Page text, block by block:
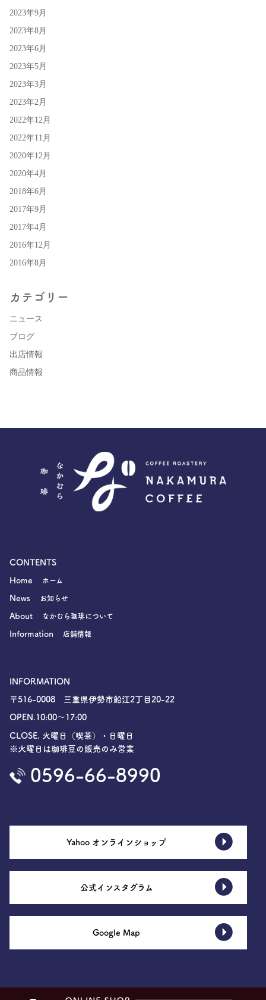
2023年9月
2023年8月
2023年6月
2023年5月
2023年3月
2023年2月
2022年12月
2022年11月
2020年12月
2020年4月
2018年6月
2017年9月
2017年4月
2016年12月
2016年8月
カテゴリー
ニュース
ブログ
出店情報
商品情報
CONTENTS
Home ホーム
News お知らせ
About なかむら珈琲について
Information 店舗情報
INFORMATION
〒516-0008 三重県伊勢市船江2丁目20-22
OPEN.10:00〜17:00
CLOSE. 火曜日（喫茶）・日曜日
※火曜日は珈琲豆の販売のみ営業
0596-66-8990
Yahoo オンラインショップ
公式インスタグラム
Google Map